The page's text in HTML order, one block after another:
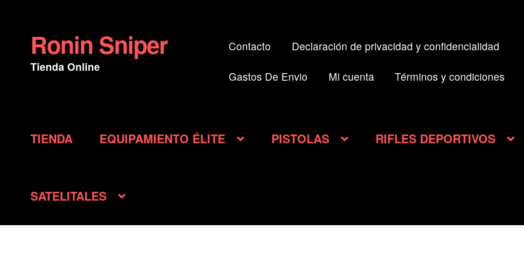
Ir
a
la
Ir
al
contenido
Ronin Sniper
Tienda Online
Contacto Declaración de privacidad y confidencialidad
Gastos De Envio Mi cuenta Términos y condiciones
TIENDA EQUIPAMIENTO ÉLITE PISTOLAS RIFLES DEPORTIVOS
SATELITALES